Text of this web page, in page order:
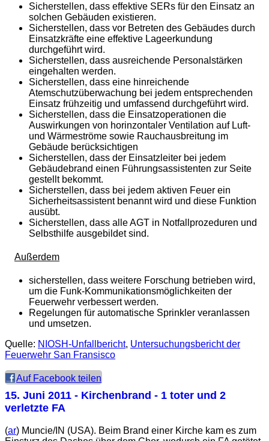
Sicherstellen, dass effektive SERs für den Einsatz an
solchen Gebäuden existieren.
Sicherstellen, dass vor Betreten des Gebäudes durch
Einsatzkräfte eine effektive Lageerkundung
durchgeführt wird.
Sicherstellen, dass ausreichende Personalstärken
eingehalten werden.
Sicherstellen, dass eine hinreichende
Atemschutzüberwachung bei jedem entsprechenden
Einsatz frühzeitig und umfassend durchgeführt wird.
Sicherstellen, dass die Einsatzoperationen die
Auswirkungen von horinzontaler Ventilation auf Luft-
und Wärmeströme sowie Rauchausbreitung im
Gebäude berücksichtigen
Sicherstellen, dass der Einsatzleiter bei jedem
Gebäudebrand einen Führungsassistenten zur Seite
gestellt bekommt.
Sicherstellen, dass bei jedem aktiven Feuer ein
Sicherheitsassistent benannt wird und diese Funktion
ausübt.
Sicherstellen, dass alle AGT in Notfallprozeduren und
Selbsthilfe ausgebildet sind.
Außerdem
sicherstellen, dass weitere Forschung betrieben wird,
um die Funk-Kommunikationsmöglichkeiten der
Feuerwehr verbessert werden.
Regelungen für automatische Sprinkler veranlassen
und umsetzen.
Quelle: NIOSH-Unfallbericht, Untersuchungsbericht der
Feuerwehr San Fransisco
Auf Facebook teilen
15. Juni 2011 - Kirchenbrand - 1 toter und 2
verletzte FA
(ar) Muncie/IN (USA). Beim Brand einer Kirche kam es zum